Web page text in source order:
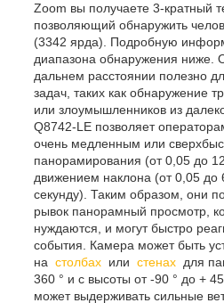
Zoom вы получаете 3-кратный
позволяющий обнаружить
(3342 ярда). Подробную
диапазона обнаружения ниже.
дальнем расстоянии полезно
задач, таких как обнаружение
или злоумышленников из
Q8742-LE позволяет
очень медленным или
панорамирования (от 0,05 до
движением наклона (от 0,05 до
секунду). Таким образом, они
рывок панорамный просмотр,
нуждаются, и могут быстро
события. Камера может быть
на столбах или стенах для
360 ° и с высоты от -90 ° до +
может выдерживать сильные